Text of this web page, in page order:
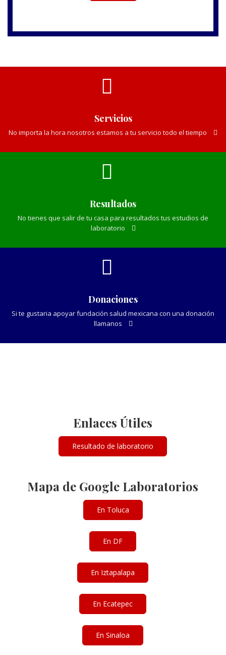
Servicios
No importa la hora nosotros estamos a tu servicio todo el tiempo
Resultados
No tienes que salir de tu casa para resultados tus estudios de
laboratorio
Donaciones
Si te gustaria apoyar fundación salud mexicana con una donación
llamanos
Enlaces Útiles
Resultado de laboratorio
Mapa de Google Laboratorios
En Toluca
En DF
En Iztapalapa
En Ecatepec
En Sinaloa